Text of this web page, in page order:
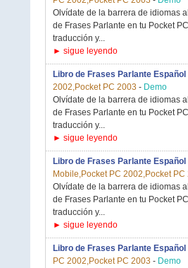
Olvídate de la barrera de idiomas
de Frases Parlante en tu Pocket
traducción y...
► sigue leyendo
Libro de Frases Parlante Español
2002,Pocket PC 2003 - Demo
Olvídate de la barrera de idiomas
de Frases Parlante en tu Pocket
traducción y...
► sigue leyendo
Libro de Frases Parlante
Mobile,Pocket PC 2002,Pocket PC
Olvídate de la barrera de idiomas
de Frases Parlante en tu Pocket
traducción y...
► sigue leyendo
Libro de Frases Parlante
PC 2002,Pocket PC 2003 - Demo